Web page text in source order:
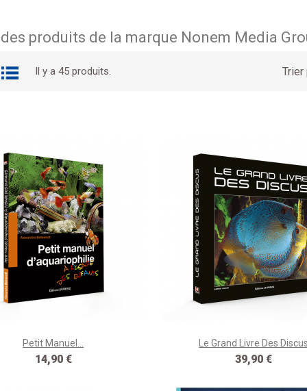
produits de la marque Nonem Media
Il y a 45 produits. Trier
Petit Manuel...
Prix
14,90 €
Le Grand Livre Des Discus
Prix
39,90 €